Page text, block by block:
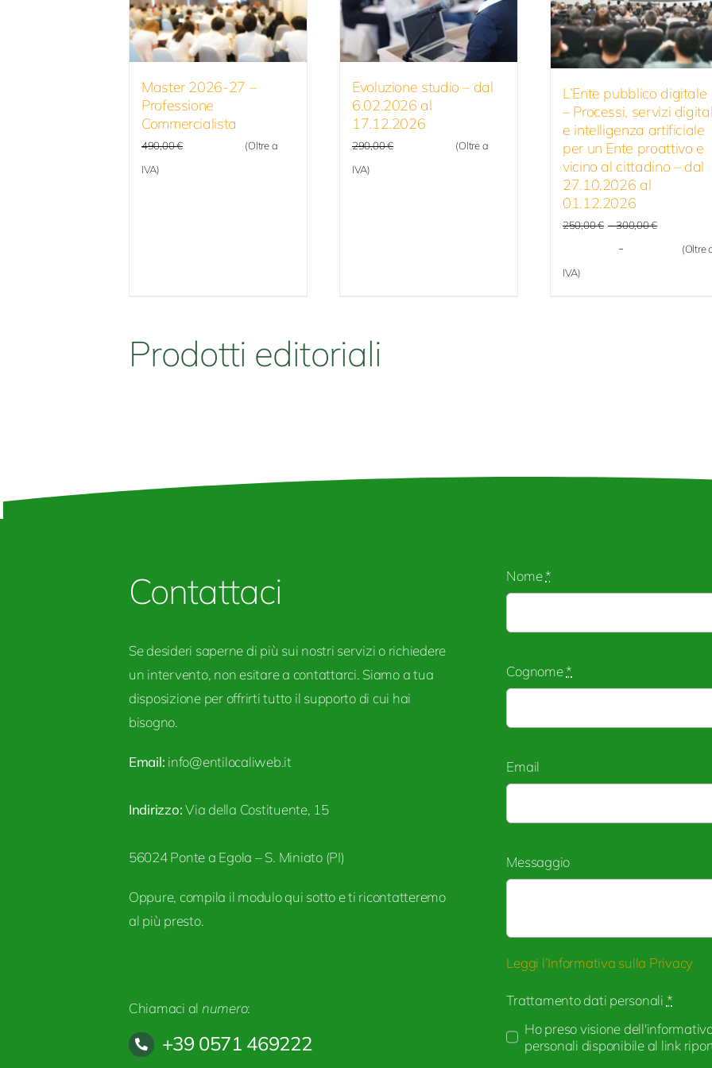
Master 2026-27 –
Professione
Commercialista
490,00€
(Oltre a
IVA)
Evoluzione studio – dal
6.02.2026 al
17.12.2026
290,00€
(Oltre a
IVA)
L’Ente pubblico digitale
– Processi, servizi
e intelligenza artificiale
per un Ente proattivo e
vicino al cittadino – dal
27.10.2026 al
01.12.2026
250,00€ -300,00€
prezzo:
-
(Oltre
IVA)
Prodotti editoriali
Contattaci
Se desideri saperne di più sui nostri servizi o richiedere
un intervento, non esitare a contattarci. Siamo a tua
disposizione per offrirti tutto il supporto di cui hai
bisogno.
Email: info@entilocaliweb.it
Indirizzo:Via della Costituente, 15
56024 Ponte a Egola – S. Miniato (PI)
Oppure, compila il modulo qui sotto e ti ricontatteremo
al più presto.
Chiamaci al numero:
+39 0571 469222
Nome*
Cognome*
Email
Messaggio
Leggi l’Informativa sulla Privacy
Trattamento dati personali *
Ho preso visione
personali disponibile al link